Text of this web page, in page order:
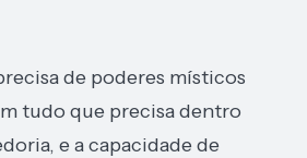
de poderes místicos
tudo que precisa dentro
e a capacidade de